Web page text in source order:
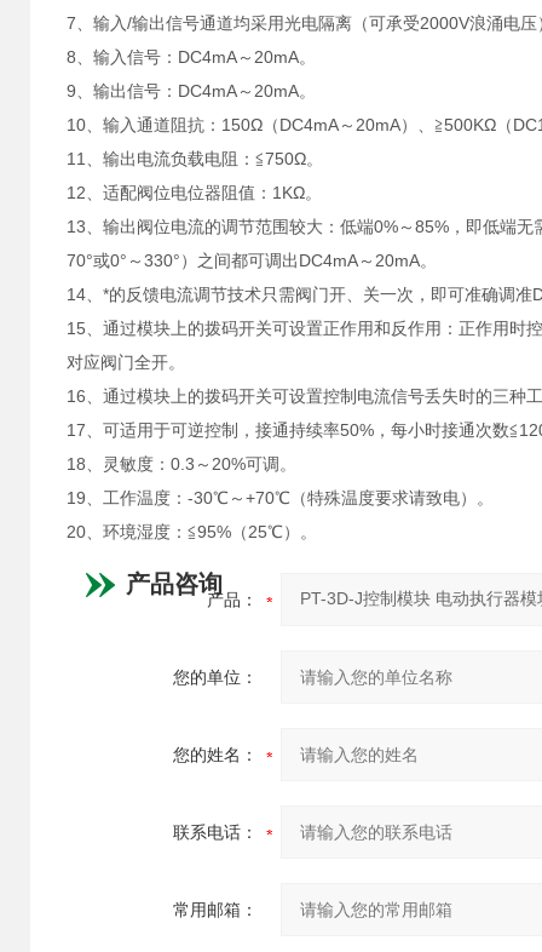
7、输入/输出信号通道均采用光电隔离（可承受2000V浪涌电压
8、输入信号：DC4mA～20mA。
9、输出信号：DC4mA～20mA。
10、输入通道阻抗：150Ω（DC4mA～20mA）、≧500KΩ（
11、输出电流负载电阻：≦750Ω。
12、适配阀位电位器阻值：1KΩ。
13、输出阀位电流的调节范围较大：低端0%～85%，即低端
70°或0°～330°）之间都可调出DC4mA～20mA。
14、*的反馈电流调节技术只需阀门开、关一次，即可准确调
15、通过模块上的拨码开关可设置正作用和反作用：正作用时
对应阀门全开。
16、通过模块上的拨码开关可设置控制电流信号丢失时的三种
17、可适用于可逆控制，接通持续率50%，每小时接通次数
18、灵敏度：0.3～20%可调。
19、工作温度：-30℃～+70℃（特殊温度要求请致电）。
20、环境湿度：≦95%（25℃）。
产品咨询
产品：
您的单位：
您的姓名：
联系电话：
常用邮箱：